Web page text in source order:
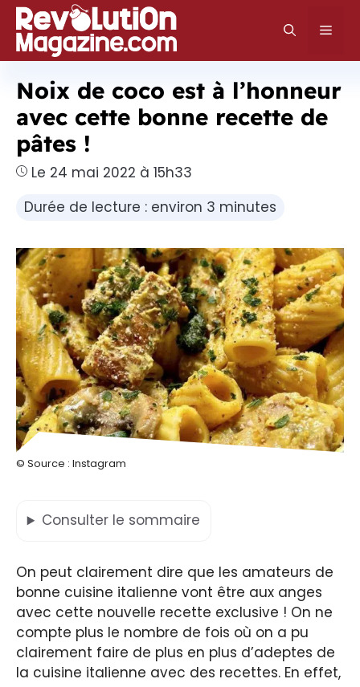
Aller
au
contenu
Noix de coco est à l’honneur
avec cette bonne recette de
pâtes !
Le 24 mai 2022 à 15h33
Durée de lecture : environ 3 minutes
© Source : Instagram
Consulter le sommaire
On peut clairement dire que les amateurs de
bonne cuisine italienne vont être aux anges
avec cette nouvelle recette exclusive ! On ne
compte plus le nombre de fois où on a pu
clairement faire de plus en plus d’adeptes de
la cuisine italienne avec des recettes. En effet,